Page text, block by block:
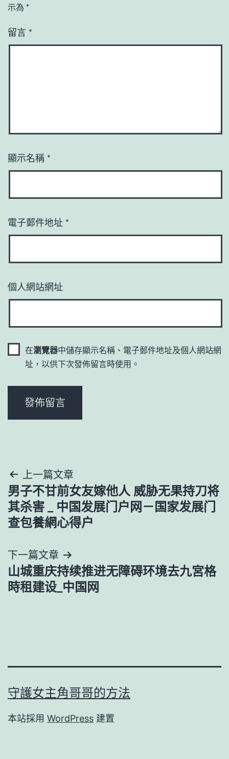
示為 *
留言 *
顯示名稱 *
電子郵件地址 *
個人網站網址
在瀏覽器中儲存顯示名稱、電子郵件地址及個人網站網
址，以供下次發佈留言時使用。
文
章
導
覽
上一篇文章
男子不甘前女友嫁他人 威胁无果持刀将
其杀害 _ 中国发展门户网－国家发展门
查包養網心得户
下一篇文章
山城重庆持续推进无障碍环境去九宮格
時租建设_中国网
守護女主角哥哥的方法
本站採用 WordPress 建置